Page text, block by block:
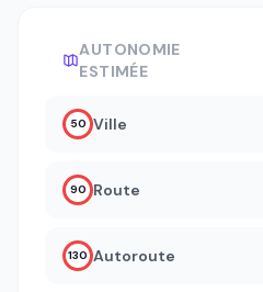
AUTONOMIE
ESTIMÉE
50 Ville
90 Route
130 Autoroute